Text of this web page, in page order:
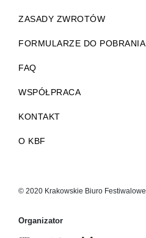
ZASADY ZWROTÓW
FORMULARZE DO POBRANIA
FAQ
WSPÓŁPRACA
KONTAKT
O KBF
© 2020 Krakowskie Biuro Festiwalowe
Organizator